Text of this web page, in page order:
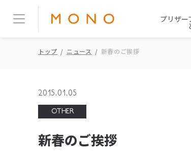
プリザー
トップ ニュース 新春のご挨拶
2015.01.05
OTHER
新春のご挨拶